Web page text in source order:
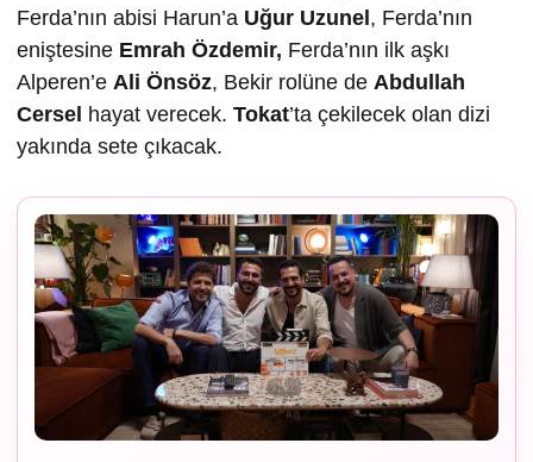
Ferda’nın abisi Harun’a Uğur Uzunel , Ferda’nın
eniştesine Emrah Özdemir, Ferda’nın ilk aşkı
Alperen’e Ali Önsöz, Bekir rolüne de Abdullah
Cersel hayat verecek. Tokat’ta çekilecek olan dizi
yakında sete çıkacak.